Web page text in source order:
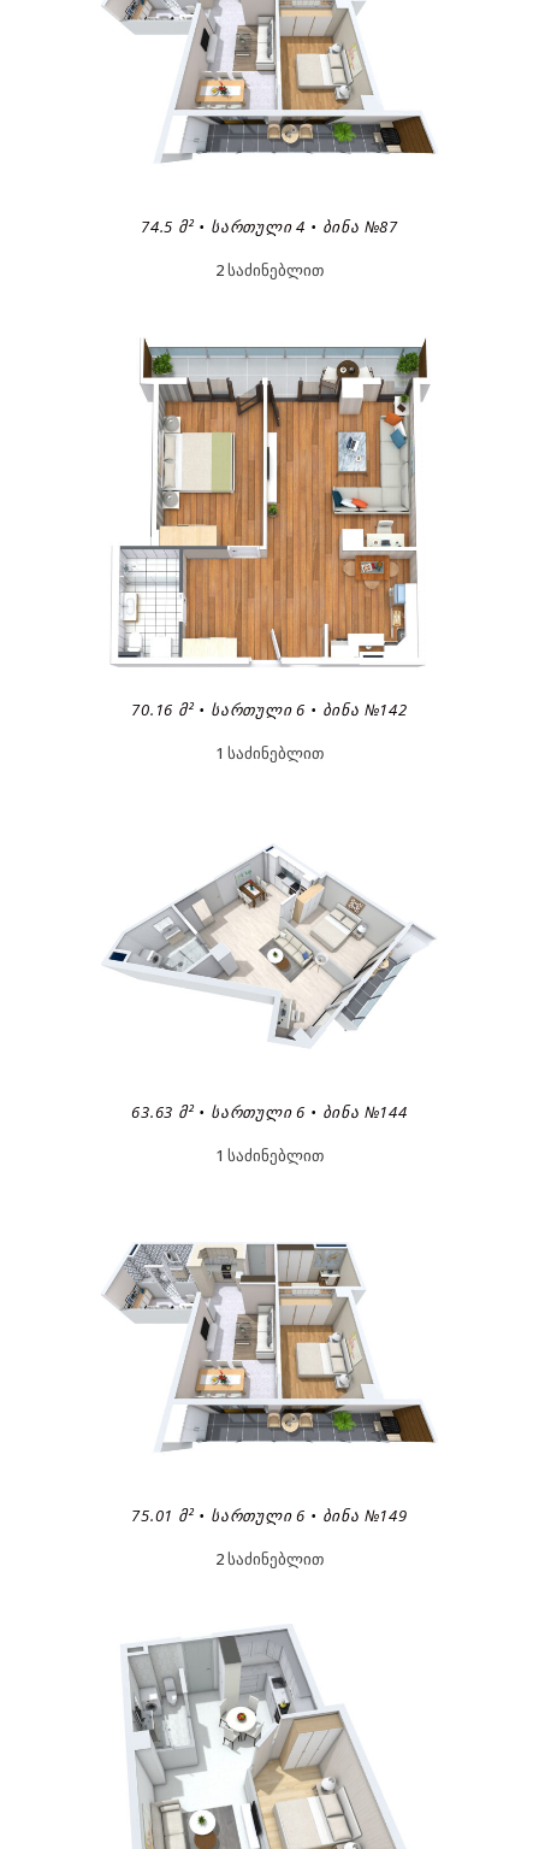
74.5 Მ² • ᲡᲐᲠᲗᲣᲚᲘ 4 • ᲑᲘᲜᲐ №87
2 საძინებლით
70.16 Მ² • ᲡᲐᲠᲗᲣᲚᲘ 6 • ᲑᲘᲜᲐ №142
1 საძინებლით
63.63 Მ² • ᲡᲐᲠᲗᲣᲚᲘ 6 • ᲑᲘᲜᲐ №144
1 საძინებლით
75.01 Მ² • ᲡᲐᲠᲗᲣᲚᲘ 6 • ᲑᲘᲜᲐ №149
2 საძინებლით